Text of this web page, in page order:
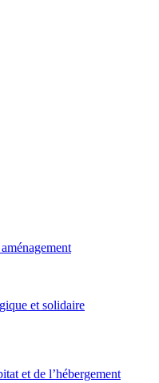
et solidaire
et de l’hébergement